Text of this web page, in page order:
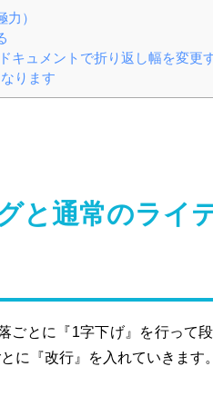
）
キュメントで折り返し幅を変更
ります
と通常のライ
ごとに『1字下げ』を行って
に『改行』を入れていきます。